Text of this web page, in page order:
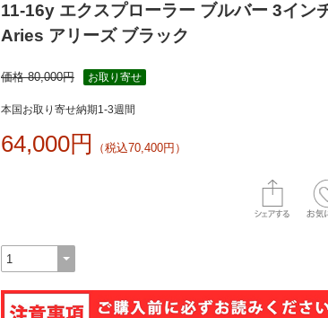
11-16y エクスプローラー ブルバー 3イン
Aries アリーズ ブラック
価格 80,000円 お取り寄せ
本国お取り寄せ納期1-3週間
64,000円 （税込70,400円）